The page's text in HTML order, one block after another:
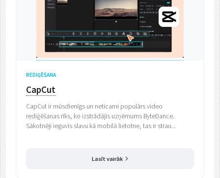
REDIĢĒŠANA
CapCut
CapCut ir mūsdienīgs un neticami populārs video
rediģēšanas rīks, ko izstrādājis uzņēmums ByteDance.
Sākotnēji ieguvis slavu kā mobilā lietotne, tas ir strau...
Lasīt vairāk